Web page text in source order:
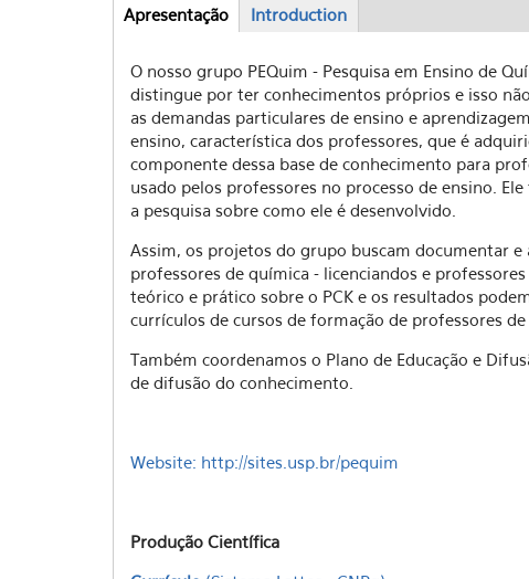
Abas
Apresentação (aba
ativa)
Introduction
O nosso grupo PEQuim - Pesquisa em Ensino de
distingue por ter conhecimentos próprios e isso
as demandas particulares de ensino e
ensino, característica dos professores, que é
componente dessa base de conhecimento para
usado pelos professores no processo de ensino.
a pesquisa sobre como ele é desenvolvido.
Assim, os projetos do grupo buscam documentar
professores de química - licenciandos e
teórico e prático sobre o PCK e os resultados
currículos de cursos de formação de professores
Também coordenamos o Plano de Educação e
de difusão do conhecimento.
Website: http://sites.usp.br/pequim
Produção Científica